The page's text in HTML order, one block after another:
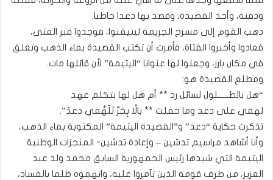
ودفنه، وأخذ القصيدة، وقصد بها دعدا خاطبا.
ذهب القوم إلى مسرح الجريمة ليتيقنوا، فوجدوا قبر الفتى،
فعادوا وأخبروا الفتاة، فأمرت أن تكتب القصيدة بماء الذهب وتعلق
في مكان بارز، وجعلوا لها عنوانا “اليتيمة” لأن قائلها مات.
ومطلع القصيدة هو:
“هل بالطــــــلول لسائل رد ** أم هل لها بتكلم عهد
لهفي على دعد وما حفلت ** بالًا بِحَرِّ تَلَهُّفي دعدُ”.
تذكرت حكاية “دعد” و”القصيدة اليتيمة” المكتوبة بماء الذهب،
وأنا أشاهد مراسيم تدشين – وإعادة تدشين- المنجزات الوطنية
اليتيمة التي شيدها رئيس الجمهورية السابق محمد ولد عبد
العزيز، من طرف قومه الذين تآمروا عليه، واتهموه ظلما بالفساد،